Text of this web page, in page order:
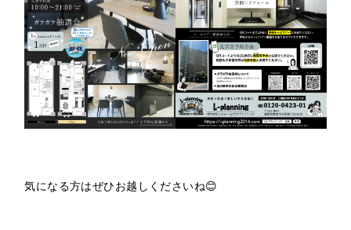
気になる方はぜひお越しくださいね😊